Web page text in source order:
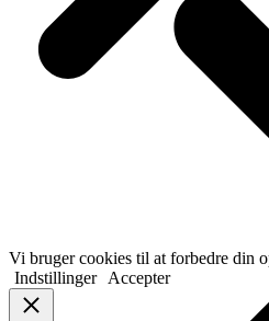
Vi bruger cookies til at forbedre din
Indstillinger
Accepter